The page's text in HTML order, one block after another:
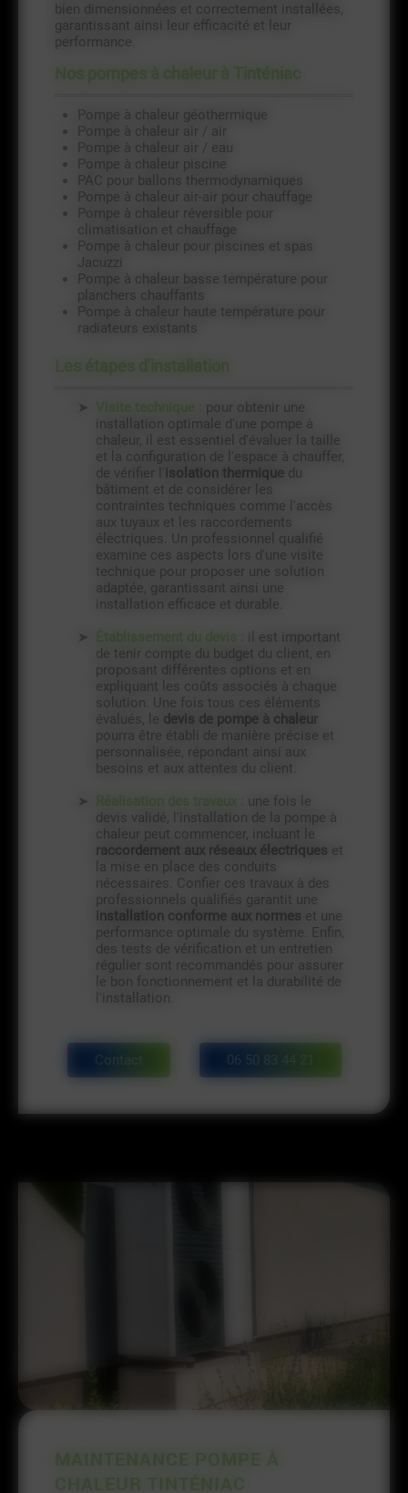
bien dimensionnées et correctement installées,
garantissant ainsi leur efficacité et leur
performance.
Pompe à chaleur géothermique
Pompe à chaleur air / air
Pompe à chaleur air / eau
Pompe à chaleur piscine
PAC pour ballons thermodynamiques
Pompe à chaleur air-air pour chauffage
Pompe à chaleur réversible pour
climatisation et chauffage
Pompe à chaleur pour piscines et spas
Jacuzzi
Pompe à chaleur basse température pour
planchers chauffants
Pompe à chaleur haute température pour
radiateurs existants
pour obtenir une
installation optimale d'une pompe à
chaleur, il est essentiel d'évaluer la taille
et la configuration de l'espace à chauffer,
de vérifier l'
isolation thermique du
bâtiment et de considérer les
contraintes techniques comme l'accès
aux tuyaux et les raccordements
électriques. Un professionnel qualifié
examine ces aspects lors d'une visite
technique pour proposer une solution
adaptée, garantissant ainsi une
installation efficace et durable.
il est important
de tenir compte du budget du client, en
proposant différentes options et en
expliquant les coûts associés à chaque
solution. Une fois tous ces éléments
évalués, le devis de pompe à chaleur
pourra être établi de manière précise et
personnalisée, répondant ainsi aux
besoins et aux attentes du client.
une fois le
devis validé, l'installation de la pompe à
chaleur peut commencer, incluant le
raccordement aux réseaux électriques et
la mise en place des conduits
nécessaires. Confier ces travaux à des
professionnels qualifiés garantit une
installation conforme aux normes et une
performance optimale du système. Enfin,
des tests de vérification et un entretien
régulier sont recommandés pour assurer
le bon fonctionnement et la durabilité de
l'installation.
MAINTENANCE POMPE À